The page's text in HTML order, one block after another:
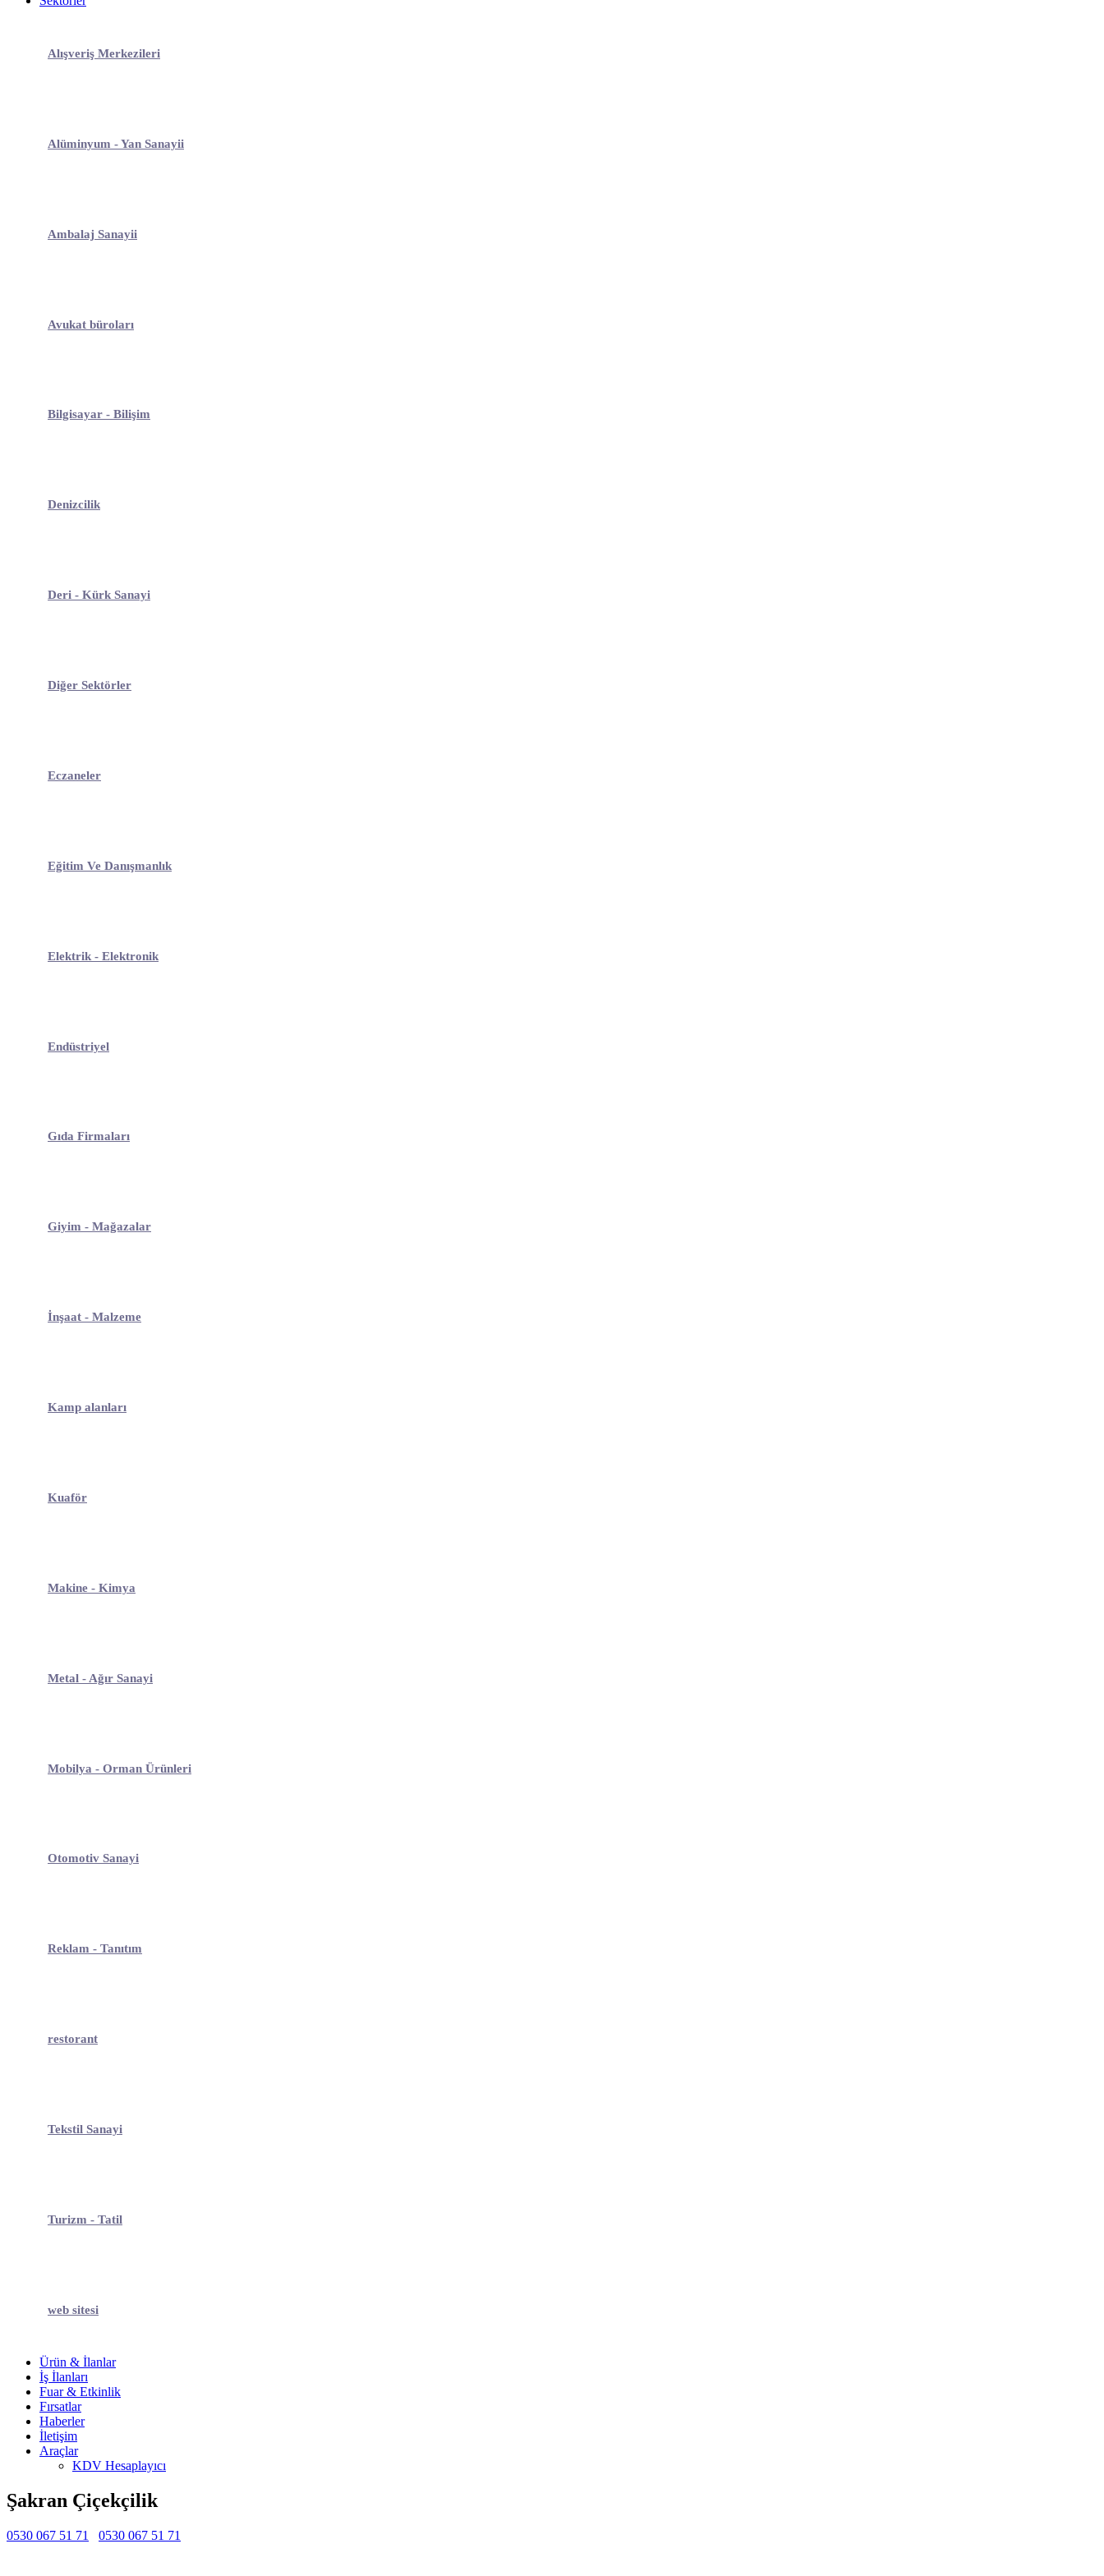
Alışveriş Merkezileri
Alüminyum - Yan Sanayii
Ambalaj Sanayii
Avukat büroları
Bilgisayar - Bilişim
Denizcilik
Deri - Kürk Sanayi
Diğer Sektörler
Eczaneler
Eğitim Ve Danışmanlık
Elektrik - Elektronik
Endüstriyel
Gıda Firmaları
Giyim - Mağazalar
İnşaat - Malzeme
Kamp alanları
Kuaför
Makine - Kimya
Metal - Ağır Sanayi
Mobilya - Orman Ürünleri
Otomotiv Sanayi
Reklam - Tanıtım
restorant
Tekstil Sanayi
Turizm - Tatil
web sitesi
Ürün & İlanlar
İş İlanları
Fuar & Etkinlik
Fırsatlar
Haberler
İletişim
Araçlar
KDV Hesaplayıcı
Şakran Çiçekçilik
0530 067 51 71 0530 067 51 71